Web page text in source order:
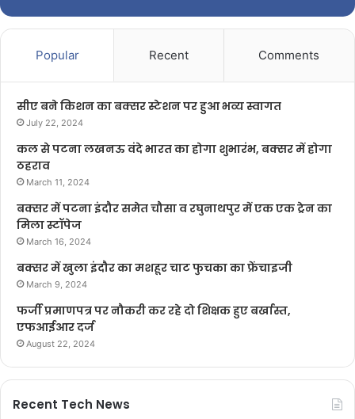
Popular Recent Comments
सीए बने किशन का बक्सर स्टेशन पर हुआ भव्य स्वागत
July 22, 2024
कल से पटना लखनऊ वंदे भारत का होगा शुभारंभ, बक्सर में होगा
ठहराव
March 11, 2024
बक्सर में पटना इंदौर समेत चौसा व रघुनाथपुर में एक एक ट्रेन का
मिला स्टॉपेज
March 16, 2024
बक्सर में खुला इंदौर का मशहूर चाट फुचका का फ्रेंचाइजी
March 9, 2024
फर्जी प्रमाणपत्र पर नौकरी कर रहे दो शिक्षक हुए बर्खास्त,
एफआईआर दर्ज
August 22, 2024
Recent Tech News